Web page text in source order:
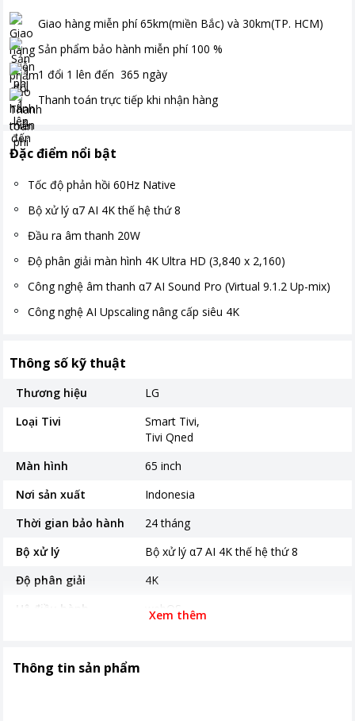
Giao hàng miễn phí 65km(miền Bắc) và 30km(TP. HCM)
Sản phẩm bảo hành miễn phí 100 %
1 đổi 1 lên đến 365 ngày
Thanh toán trực tiếp khi nhận hàng
Đặc điểm nổi bật
Tốc độ phản hồi 60Hz Native
Bộ xử lý α7 AI 4K thế hệ thứ 8
Đầu ra âm thanh 20W
Độ phân giải màn hình 4K Ultra HD (3,840 x 2,160)
Công nghệ âm thanh α7 AI Sound Pro (Virtual 9.1.2 Up-mix)
Công nghệ AI Upscaling nâng cấp siêu 4K
Thông số kỹ thuật
Thương hiệu
LG
Loại Tivi
Smart Tivi
Tivi Qned
Màn hình
65 inch
Nơi sản xuất
Indonesia
Thời gian bảo hành
24 tháng
Bộ xử lý
Bộ xử lý α7 AI 4K thế hệ thứ 8
Độ phân giải
4K
Hệ điều hành
webOS
Tiện ích
Xem thêm
Thông tin sản phẩm